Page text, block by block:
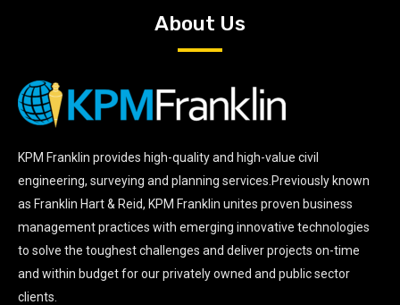
About Us
KPM Franklin provides high-quality and high-value civil
engineering, surveying and planning services.Previously known
as Franklin Hart & Reid, KPM Franklin unites proven business
management practices with emerging innovative technologies
to solve the toughest challenges and deliver projects on-time
and within budget for our privately owned and public sector
clients.